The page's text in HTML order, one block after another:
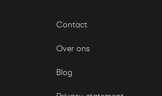
Contact
Over ons
Blog